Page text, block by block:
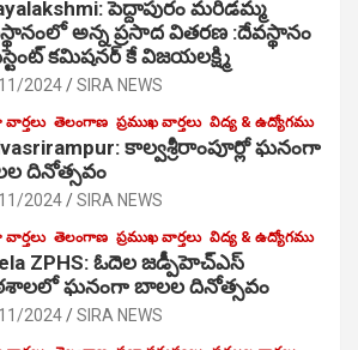
పెద్దాపురం మరిడమ్మ
అన్న ప్రసాద వితరణ :దేవస్థానం
కమిషనర్ కే విజయలక్ష్మి
2024 SIRA NEWS
తెలంగాణ ప్రముఖ వార్తలు విద్య & ఉద్యోగము
కాల్వశ్రీరాంపూర్లో ఘనంగా
దినోత్సవం
2024 SIRA NEWS
తెలంగాణ ప్రముఖ వార్తలు విద్య & ఉద్యోగము
ZPHS: ఓదెల జ‌డ్పీహెచ్ఎస్
ఘనంగా బాలల దినోత్సవం
2024 SIRA NEWS